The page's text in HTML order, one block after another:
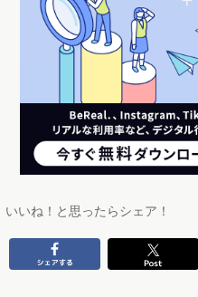
いいね！と思ったらシェア！